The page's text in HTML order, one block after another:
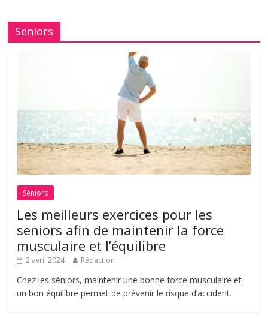
Seniors
Séniors
Les meilleurs exercices pour les
seniors afin de maintenir la force
musculaire et l’équilibre
2 avril 2024 Rédaction
Chez les séniors, maintenir une bonne force musculaire et
un bon équilibre permet de prévenir le risque d’accident.